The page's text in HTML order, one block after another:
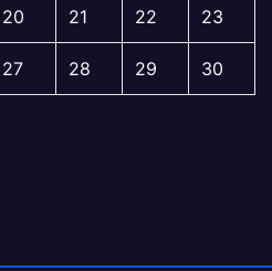
20 21 22 23
27 28 29 30